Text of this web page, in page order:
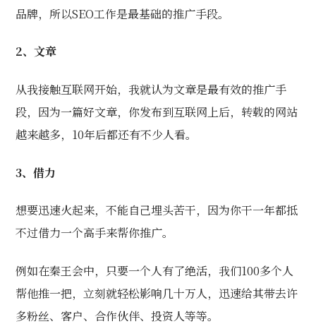
品牌，所以SEO工作是最基础的推广手段。
2、文章
从我接触互联网开始，我就认为文章是最有效的推广手
段，因为一篇好文章，你发布到互联网上后，转载的网站
越来越多，10年后都还有不少人看。
3、借力
想要迅速火起来，不能自己埋头苦干，因为你干一年都抵
不过借力一个高手来帮你推广。
例如在秦王会中，只要一个人有了绝活，我们100多个人
帮他推一把，立刻就轻松影响几十万人，迅速给其带去许
多粉丝、客户、合作伙伴、投资人等等。